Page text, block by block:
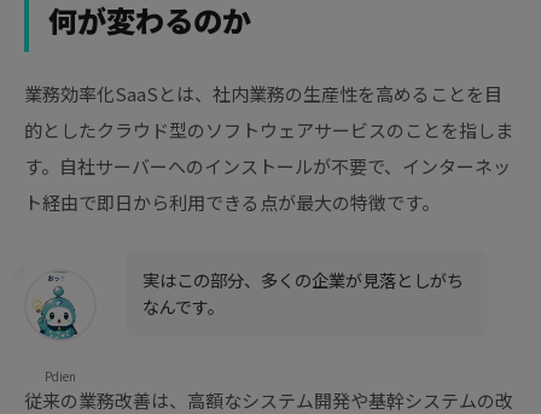
何が変わるのか
業務効率化SaaSとは、社内業務の生産性を高めることを目
的としたクラウド型のソフトウェアサービスのことを指しま
す。自社サーバーへのインストールが不要で、インターネッ
ト経由で即日から利用できる点が最大の特徴です。
Pdien
実はこの部分、多くの企業が見落としがち
なんです。
従来の業務改善は、高額なシステム開発や基幹システムの改